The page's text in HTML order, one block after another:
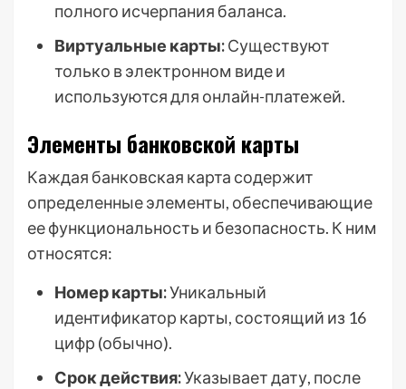
полного исчерпания баланса.
Виртуальные карты:Существуют
только в электронном виде и
используются для онлайн-платежей.
Элементы банковской карты
Каждая банковская карта содержит
определенные элементы, обеспечивающие
ее функциональность и безопасность. К ним
относятся:
Номер карты:Уникальный
идентификатор карты, состоящий из 16
цифр (обычно).
Срок действия:Указывает дату, после